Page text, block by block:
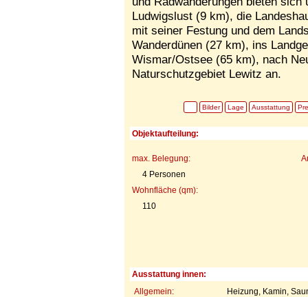
Ludwigslust (9 km), die
mit seiner Festung und dem
Wanderdünen (27 km), ins
Wismar/Ostsee (65 km), nach
Naturschutzgebiet Lewitz an.
Bilder Lage Ausstattung
Objektaufteilung:
max. Belegung:
4 Personen
Wohnfläche (qm):
110
Ausstattung innen:
Allgemein:
Heizung, Kamin,